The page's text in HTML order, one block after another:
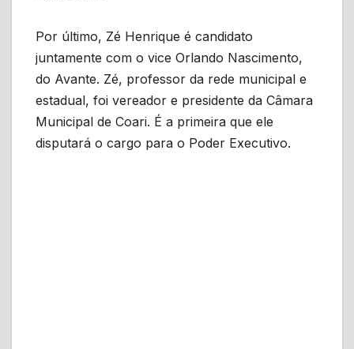
Por último, Zé Henrique é candidato
juntamente com o vice Orlando Nascimento,
do Avante. Zé, professor da rede municipal e
estadual, foi vereador e presidente da Câmara
Municipal de Coari. É a primeira que ele
disputará o cargo para o Poder Executivo.